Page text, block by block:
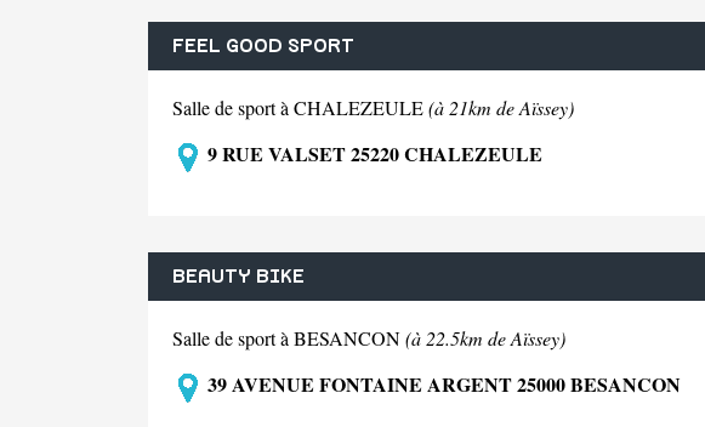
FEEL GOOD SPORT
Salle de sport à CHALEZEULE(à 21km de Aïssey)
9 RUE VALSET 25220 CHALEZEULE
BEAUTY BIKE
Salle de sport à BESANCON(à 22.5km de Aïssey)
39 AVENUE FONTAINE ARGENT 25000 BESANCON